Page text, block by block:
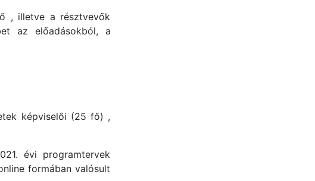
, illetve a résztvevők
az előadásokból, a
képviselői (25 fő) ,
évi programtervek
formában valósult